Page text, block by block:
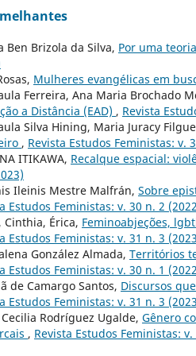
Ben Brizola da Silva, Por uma
Mulheres evangélicas em
Ferreira, Ana Maria Brochado
a Distância (EAD) , Revista
Silva Hining, Maria Juracy
, Revista Estudos Feministas: v.
ITIKAWA, Recalque espacial:
Ileinis Mestre Malfrán, Sobre
Estudos Feministas: v. 30 n. 2
Cinthia, Érica, Feminoabjeções,
Estudos Feministas: v. 31 n. 3
González Almada, Territórios
Estudos Feministas: v. 30 n. 1
de Camargo Santos, Discursos
Estudos Feministas: v. 31 n. 3
Rodríguez Ugalde, Gênero
, Revista Estudos Feministas: